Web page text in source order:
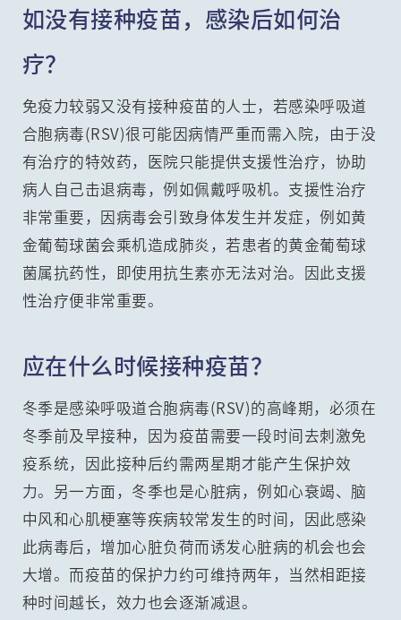
如没有接种疫苗，感染后如何治
疗？
免疫力较弱又没有接种疫苗的人士，若感染呼吸道
合胞病毒(RSV)很可能因病情严重而需入院，由于没
有治疗的特效药，医院只能提供支援性治疗，协助
病人自己击退病毒，例如佩戴呼吸机。支援性治疗
非常重要，因病毒会引致身体发生并发症，例如黄
金葡萄球菌会乘机造成肺炎，若患者的黄金葡萄球
菌属抗药性，即使用抗生素亦无法对治。因此支援
性治疗便非常重要。
应在什么时候接种疫苗？
冬季是感染呼吸道合胞病毒(RSV)的高峰期，必须在
冬季前及早接种，因为疫苗需要一段时间去刺激免
疫系统，因此接种后约需两星期才能产生保护效
力。另一方面，冬季也是心脏病，例如心衰竭、脑
中风和心肌梗塞等疾病较常发生的时间，因此感染
此病毒后，增加心脏负荷而诱发心脏病的机会也会
大增。而疫苗的保护力约可维持两年，当然相距接
种时间越长，效力也会逐渐减退。